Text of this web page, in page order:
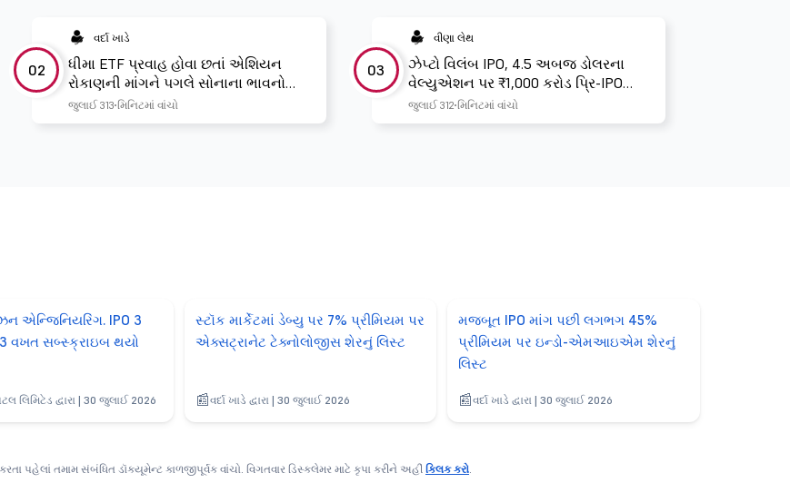
02
વર્દા ખાડે
ધીમા ETF પ્રવાહ હોવા છતાં એશિયન
રોકાણની માંગને પગલે સોનાના ભાવનો
અંદાજ જોવા મળ્યો : WGC
જુલાઈ 313 મિનિટમાં વાંચો
03
વીણા લેથ
ઝેપ્ટો વિલંબ IPO, 4.5 અબજ ડોલરના
વેલ્યુએશન પર ₹1,000 કરોડ પ્રિ-IPO
ફંડરેઝની યોજના ધરાવે છે
જુલાઈ 312 મિનિટમાં વાંચો
એન્જિનિયરિંગ. IPO 3
વખત સબ્સ્ક્રાઇબ થયો
લિમિટેડ દ્વારા | 30 જુલાઈ 2026
સ્ટૉક માર્કેટમાં ડેબ્યુ પર 7% પ્રીમિયમ પર
એક્સટ્રાનેટ ટેક્નોલોજીસ શેરનું લિસ્ટ
વર્દા ખાડે દ્વારા | 30 જુલાઈ 2026
મજબૂત IPO માંગ પછી લગભગ 45%
પ્રીમિયમ પર ઇન્ડો-એમઆઇએમ શેરનું
લિસ્ટ
વર્દા ખાડે દ્વારા | 30 જુલાઈ 2026
પહેલાં તમામ સંબંધિત ડૉક્યૂમેન્ટ કાળજીપૂર્વક વાંચો. વિગતવાર ડિસ્ક્લેમર માટે કૃપા કરીને અહીં ક્લિક કરો.